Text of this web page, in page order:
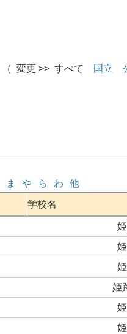
変更 >> すべて 国立
ま や ら わ
他
学校名
姫